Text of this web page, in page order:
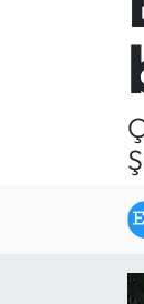
Bilim ve
Çorum
Çorum
Çorum
TFF
Tüm
Son
Haber